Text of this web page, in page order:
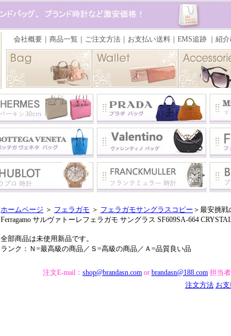
ホームページ ＞ フェラガモ ＞ フェラガモサングラスコピー ＞最安挑
Ferragamo サルヴァトーレフェラガモ サングラス SF609SA-664
全部商品は未使用新品です。
ランク：Ｎ=最高級の商品／Ｓ=高級の商品／Ａ=品質良い品
注文E-mail： shop@brandasn.com or brandasn@188.com 担当
注文方法 お